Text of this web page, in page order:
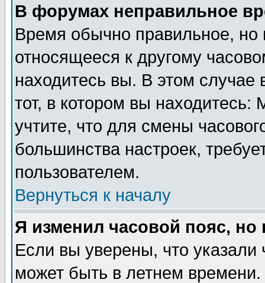
В форумах неправильное
Время обычно правильное,
относящееся к другому
находитесь вы. В этом
тот, в котором вы
учтите, что для смены
большинства настроек,
пользователем.
Вернуться к началу
Я изменил часовой пояс,
Если вы уверены, что указали
может быть в летнем